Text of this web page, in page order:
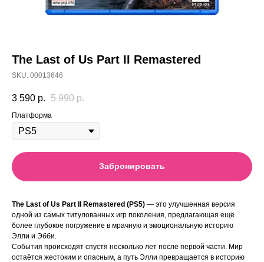
The Last of Us Part II Remastered
SKU: 00013646
3 590 р. 5 990 р.
Платформа
Забронировать
The Last of Us Part II Remastered (PS5) — это улучшенная версия
одной из самых титулованных игр поколения, предлагающая ещё
более глубокое погружение в мрачную и эмоциональную историю
Элли и Эбби.
События происходят спустя несколько лет после первой части. Мир
остаётся жестоким и опасным, а путь Элли превращается в историю